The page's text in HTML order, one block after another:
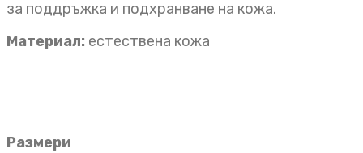
за поддръжка и подхранване на кожа.
Материал: естествена кожа
Размери